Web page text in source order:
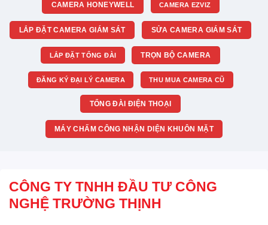
CAMERA HONEYWELL CAMERA EZVIZ
LẮP ĐẶT CAMERA GIÁM SÁT SỬA CAMERA GIÁM SÁT
LẮP ĐẶT TỔNG ĐÀI TRỌN BỘ CAMERA
ĐĂNG KÝ ĐẠI LÝ CAMERA THU MUA CAMERA CŨ
TỔNG ĐÀI ĐIỆN THOẠI
MÁY CHẤM CÔNG NHẬN DIỆN KHUÔN MẶT
CÔNG TY TNHH ĐẦU TƯ CÔNG
NGHỆ TRƯỜNG THỊNH